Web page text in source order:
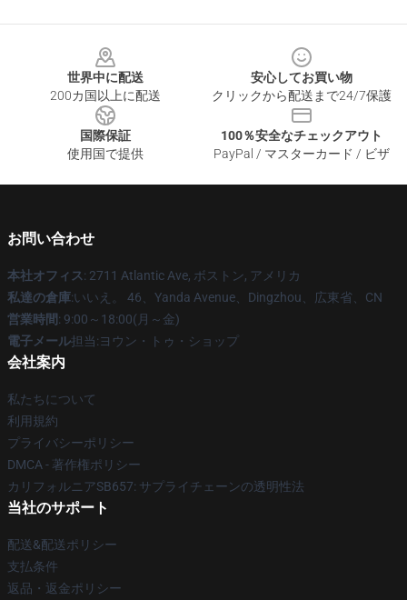
世界中に配送
200カ国以上に配送
安心してお買い物
クリックから配送まで24/7保護
国際保証
使用国で提供
100％安全なチェックアウト
PayPal / マスターカード / ビザ
お問い合わせ
本社オフィス: 2711 Atlantic Ave, ボストン, アメリカ
私達の倉庫:いいえ。 46、Yanda Avenue、Dingzhou、広東省、CN
営業時間: 9:00～18:00(月～金)
電子メール担当:ヨウン・トゥ・ショップ
会社案内
私たちについて
利用規約
プライバシーポリシー
DMCA - 著作権ポリシー
カリフォルニアSB657: サプライチェーンの透明性法
当社のサポート
配送&配送ポリシー
支払条件
返品・返金ポリシー